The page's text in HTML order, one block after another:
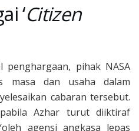
‘Citizen
penghargaan, pihak NASA
masa dan usaha dalam
cabaran tersebut.
Azhar turut diiktiraf
‘oleh agensi angkasa lepas